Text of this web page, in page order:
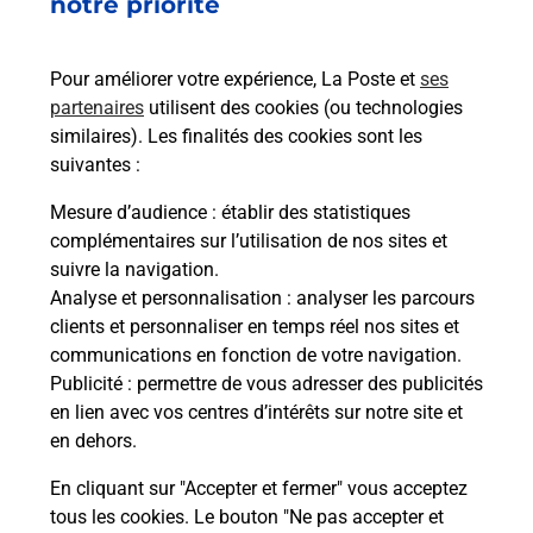
Pour améliorer votre expérience, La Poste et ses
partenaires utilisent des cookies (ou technologies
similaires). Les finalités des cookies sont les
suivantes :
Mesure d’audience : établir des statistiques
complémentaires sur l’utilisation de nos sites et
suivre la navigation.
Analyse et personnalisation : analyser les parcours
clients et personnaliser en temps réel nos sites et
communications en fonction de votre navigation.
Publicité : permettre de vous adresser des publicités
en lien avec vos centres d’intérêts sur notre site et
en dehors.
En cliquant sur "Accepter et fermer" vous acceptez
tous les cookies. Le bouton "Ne pas accepter et
Place Des 11 Otages
38450 Vif
Boîte aux Lettres La Poste
Collecte du courrier aujourd'hui à 08h30
722 Route Des Granges
38450 Vif
Le lien s'ouvre dans un nouvel onglet